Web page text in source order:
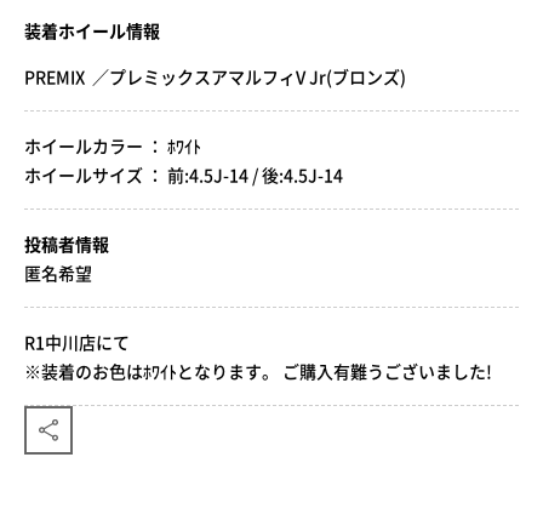
装着ホイール情報
PREMIX ／プレミックスアマルフィV Jr(ブロンズ)
ホイールカラー ： ﾎﾜｲﾄ
ホイールサイズ ： 前:4.5J-14 / 後:4.5J-14
投稿者情報
匿名希望
R1中川店にて
※装着のお色はﾎﾜｲﾄとなります。 ご購入有難うございました!